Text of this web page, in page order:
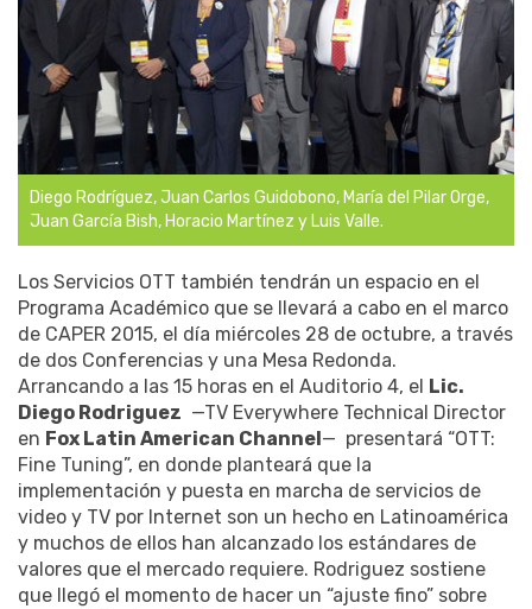
Diego Rodríguez, Juan Carlos Guidobono, María del Pilar Orge,
Juan García Bish, Horacio Martínez y Luis Valle.
Los Servicios OTT también tendrán un espacio en el
Programa Académico que se llevará a cabo en el marco
de CAPER 2015, el día miércoles 28 de octubre, a través
de dos Conferencias y una Mesa Redonda.
Arrancando a las 15 horas en el Auditorio 4, el Lic.
Diego Rodriguez —TV Everywhere Technical Director
en Fox Latin American Channel— presentará “OTT:
Fine Tuning”, en donde planteará que la
implementación y puesta en marcha de servicios de
video y TV por Internet son un hecho en Latinoamérica
y muchos de ellos han alcanzado los estándares de
valores que el mercado requiere. Rodriguez sostiene
que llegó el momento de hacer un “ajuste fino” sobre